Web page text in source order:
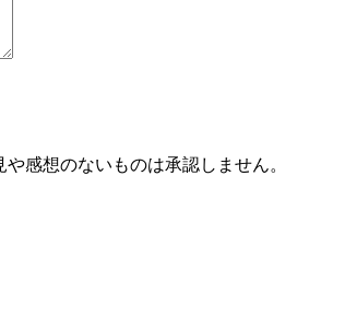
感想のないものは承認しません。